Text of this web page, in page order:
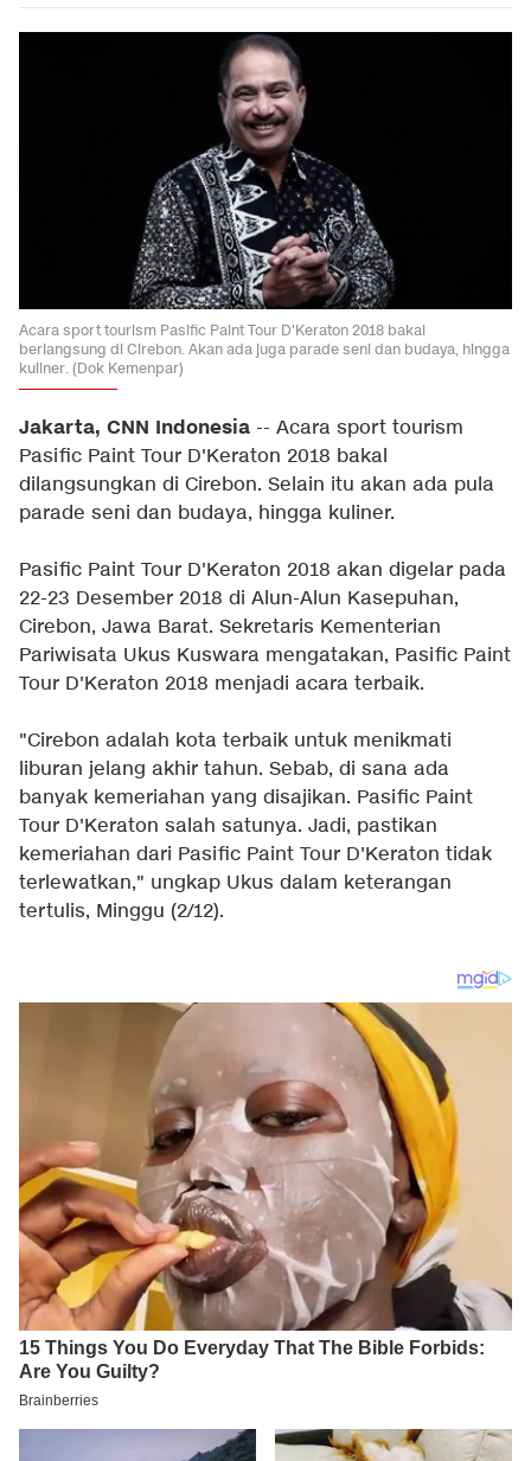
Acara sport tourism Pasific Paint Tour D'Keraton 2018 bakal
berlangsung di Cirebon. Akan ada juga parade seni dan budaya, hingga
kuliner. (Dok Kemenpar)
Jakarta, CNN Indonesia -- Acara sport tourism
Pasific Paint Tour D'Keraton 2018 bakal
dilangsungkan di Cirebon. Selain itu akan ada pula
parade seni dan budaya, hingga kuliner.
Pasific Paint Tour D'Keraton 2018 akan digelar pada
22-23 Desember 2018 di Alun-Alun Kasepuhan,
Cirebon, Jawa Barat. Sekretaris Kementerian
Pariwisata Ukus Kuswara mengatakan, Pasific Paint
Tour D'Keraton 2018 menjadi acara terbaik.
"Cirebon adalah kota terbaik untuk menikmati
liburan jelang akhir tahun. Sebab, di sana ada
banyak kemeriahan yang disajikan. Pasific Paint
Tour D'Keraton salah satunya. Jadi, pastikan
kemeriahan dari Pasific Paint Tour D'Keraton tidak
terlewatkan," ungkap Ukus dalam keterangan
tertulis, Minggu (2/12).